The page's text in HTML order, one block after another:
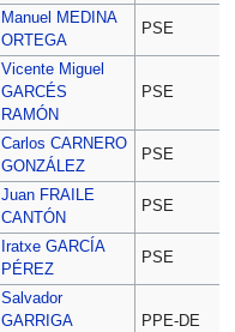
Manuel MEDINA
ORTEGA
PSE
Vicente Miguel
GARCÉS
RAMÓN
PSE
Carlos CARNERO
GONZÁLEZ
PSE
Juan FRAILE
CANTÓN
PSE
Iratxe GARCÍA
PÉREZ
PSE
Salvador
GARRIGA
PPE-DE